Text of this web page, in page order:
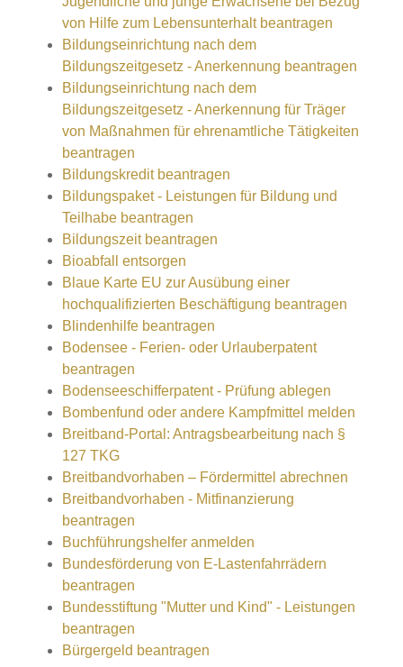
von Hilfe zum Lebensunterhalt beantragen
Bildungseinrichtung nach dem
Bildungszeitgesetz - Anerkennung beantragen
Bildungseinrichtung nach dem
Bildungszeitgesetz - Anerkennung für Träger
von Maßnahmen für ehrenamtliche Tätigkeiten
beantragen
Bildungskredit beantragen
Bildungspaket - Leistungen für Bildung und
Teilhabe beantragen
Bildungszeit beantragen
Bioabfall entsorgen
Blaue Karte EU zur Ausübung einer
hochqualifizierten Beschäftigung beantragen
Blindenhilfe beantragen
Bodensee - Ferien- oder Urlauberpatent
beantragen
Bodenseeschifferpatent - Prüfung ablegen
Bombenfund oder andere Kampfmittel melden
Breitband-Portal: Antragsbearbeitung nach §
127 TKG
Breitbandvorhaben – Fördermittel abrechnen
Breitbandvorhaben - Mitfinanzierung
beantragen
Buchführungshelfer anmelden
Bundesförderung von E-Lastenfahrrädern
beantragen
Bundesstiftung "Mutter und Kind" - Leistungen
beantragen
Bürgergeld beantragen